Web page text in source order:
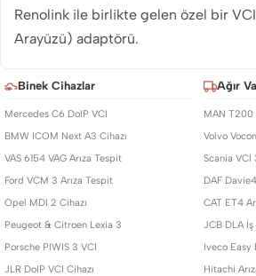
Renolink ile birlikte gelen özel bir
Arayüzü) adaptörü.
Binek Cihazlar
Mercedes C6 DoIP VCI
BMW ICOM Next A3 Cihazı
VAS 6154 VAG Arıza Tespit
Ford VCM 3 Arıza Tespit
Opel MDI 2 Cihazı
Peugeot & Citroen Lexia 3
Porsche PIWIS 3 VCI
JLR DoIP VCI Cihazı
Ağır
MAN T200
Volvo
Scania VCI
DAF
CAT ET4
JCB DLA İş
Iveco Easy
Hitachi